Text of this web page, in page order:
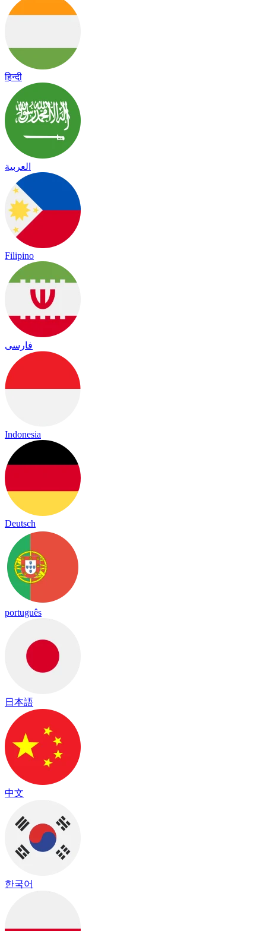
हिन्दी
العربية
Filipino
فارسی
Indonesia
Deutsch
português
日本語
中文
한국어